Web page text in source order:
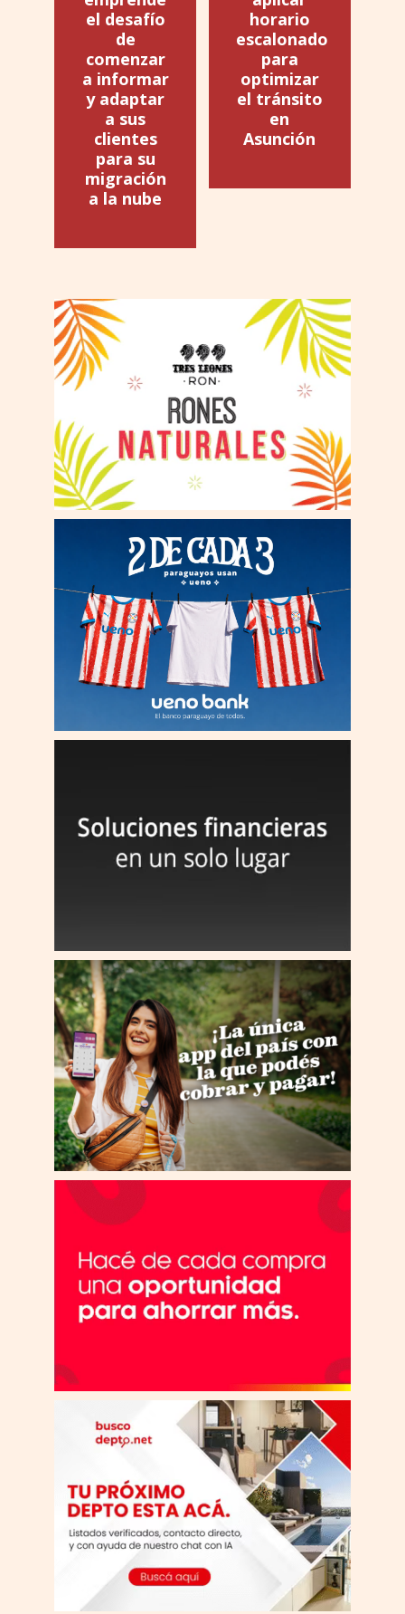
el desafío
de
comenzar
a informar
y adaptar
a sus
clientes
para su
migración
a la nube
horario
escalonado
para
optimizar
el tránsito
en
Asunción